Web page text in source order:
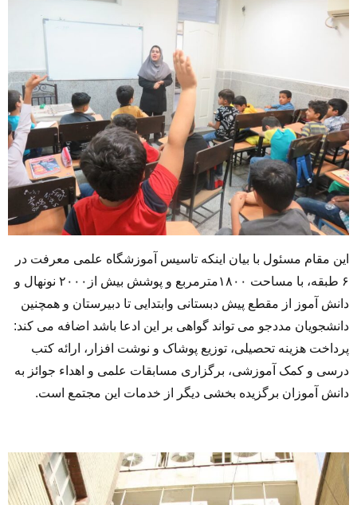
این مقام مسئول با بیان اینکه تاسیس آموزشگاه علمی معرفت در
۶ طبقه، با مساحت ۱۸۰۰مترمربع و پوشش بیش از۲۰۰۰ نونهال و
دانش آموز از مقطع پیش دبستانی وابتدایی تا دبیرستان و همچنین
دانشجویان مددجو می تواند گواهی بر این ادعا باشد اضافه می کند:
پرداخت هزینه تحصیلی، توزیع پوشاک و نوشت افزار، ارائه کتب
درسی و کمک آموزشی، برگزاری مسابقات علمی و اهداء جوائز به
دانش آموزان برگزیده بخشی دیگر از خدمات این مجتمع است.